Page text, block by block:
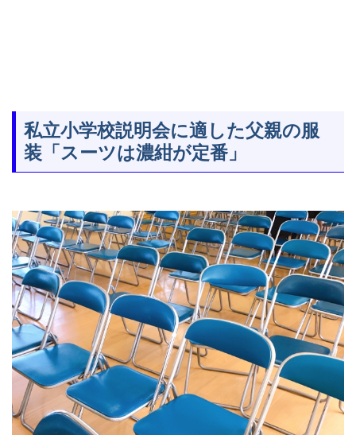
私立小学校説明会に適した父親の服
装「スーツは濃紺が定番」